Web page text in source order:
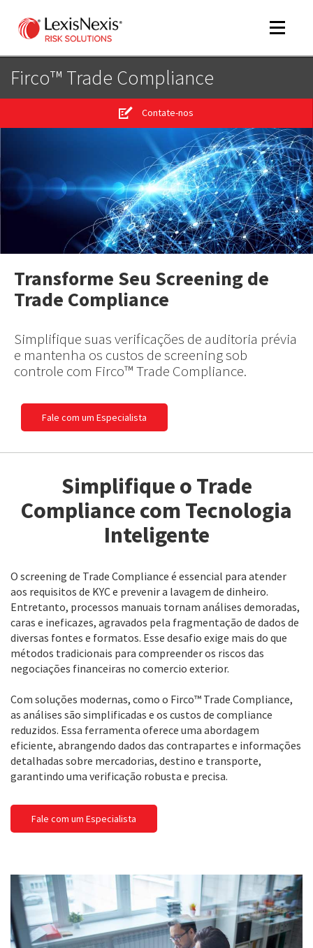
Toggle
Firco™ Trade Compliance
Contate-nos
Transforme Seu Screening de
Trade Compliance
Simplifique suas verificações de auditoria prévia
e mantenha os custos de screening sob
controle com Firco™ Trade Compliance.
Fale com um Especialista
Simplifique o Trade
Compliance com Tecnologia
Inteligente
O screening de Trade Compliance é essencial para atender
aos requisitos de KYC e prevenir a lavagem de dinheiro.
Entretanto, processos manuais tornam análises demoradas,
caras e ineficazes, agravados pela fragmentação de dados de
diversas fontes e formatos. Esse desafio exige mais do que
métodos tradicionais para compreender os riscos das
negociações financeiras no comercio exterior.
Com soluções modernas, como o Firco™ Trade Compliance,
as análises são simplificadas e os custos de compliance
reduzidos. Essa ferramenta oferece uma abordagem
eficiente, abrangendo dados das contrapartes e informações
detalhadas sobre mercadorias, destino e transporte,
garantindo uma verificação robusta e precisa.
Fale com um Especialista